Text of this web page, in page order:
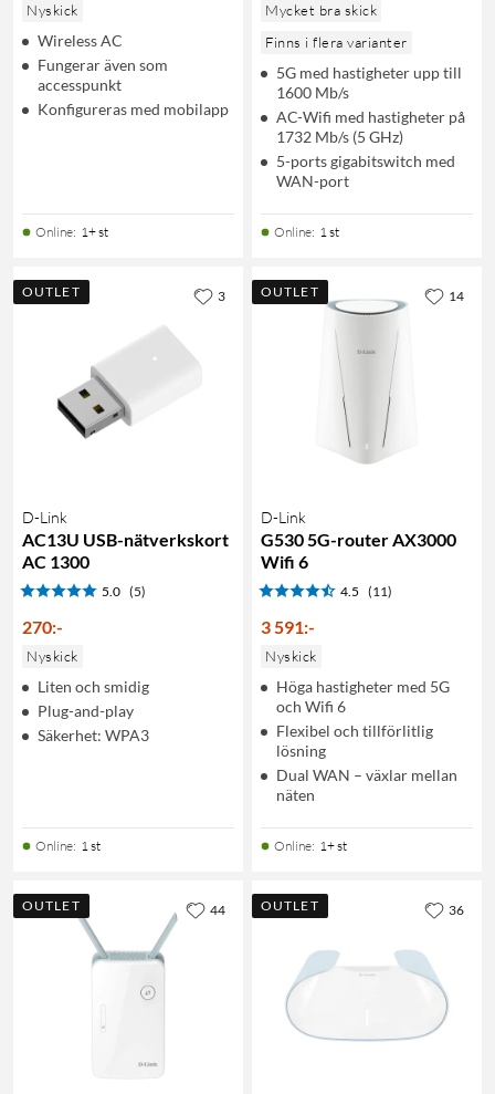
Nyskick
Wireless AC
Fungerar även som
accesspunkt
Konfigureras med mobilapp
Online: 1+ st
Mycket bra skick
Finns i flera varianter
5G med hastigheter upp till
1600 Mb/s
AC-Wifi med hastigheter på
1732 Mb/s (5 GHz)
5-ports gigabitswitch med
WAN-port
Online: 1 st
OUTLET
D-Link
AC13U USB-nätverkskort
AC 1300
5.0 (5)
270:-
Nyskick
Liten och smidig
Plug-and-play
Säkerhet: WPA3
Online: 1 st
3 OUTLET
D-Link
G530 5G-router AX3000
Wifi 6
4.5 (11)
3 591:-
Nyskick
Höga hastigheter med 5G
och Wifi 6
Flexibel och tillförlitlig
lösning
Dual WAN – växlar mellan
näten
Online: 1+ st
14
OUTLET 44 OUTLET 36